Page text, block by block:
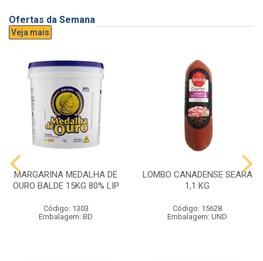
Ofertas da Semana
Veja mais
MARGARINA MEDALHA DE
OURO BALDE 15KG 80% LIP
Código: 1303
Embalagem: BD
LOMBO CANADENSE SEARA
1,1 KG
Código: 15628
Embalagem: UND